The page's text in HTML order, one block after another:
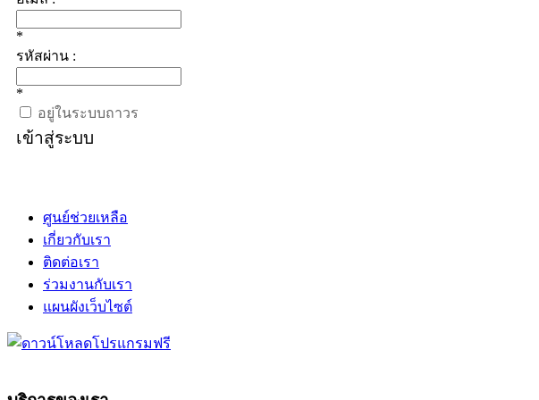
*
รหัสผ่าน :
*
อยู่ในระบบถาวร
เข้าสู่ระบบ
ศูนย์ช่วยเหลือ
เกี่ยวกับเรา
ติดต่อเรา
ร่วมงานกับเรา
แผนผังเว็บไซต์